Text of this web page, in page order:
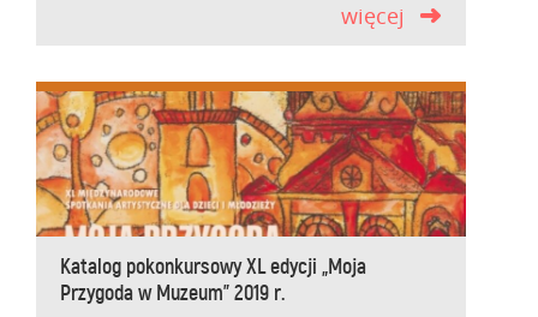
więcej
Katalog pokonkursowy XL edycji „Moja
Przygoda w Muzeum” 2019 r.